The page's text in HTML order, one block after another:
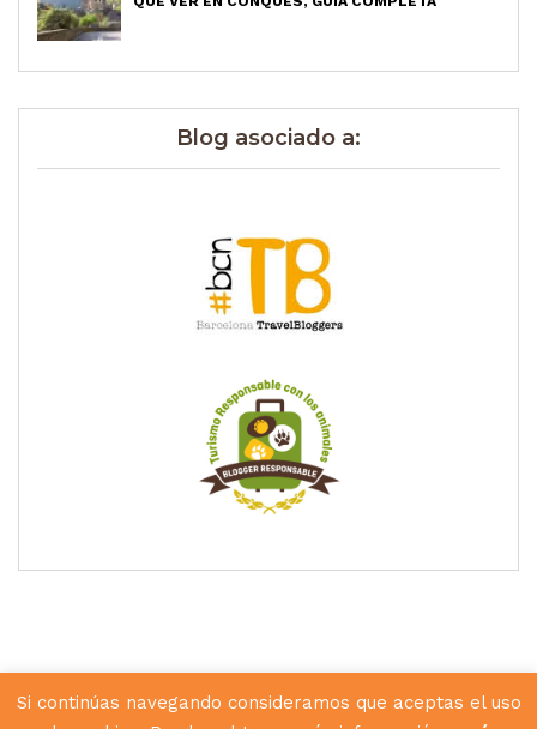
Blog asociado a:
Si continúas navegando consideramos que aceptas el uso